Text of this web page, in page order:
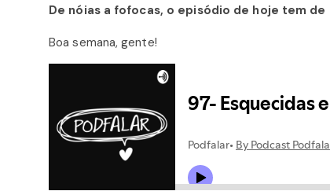
De nóias a fofocas, o episódio de hoje tem
Boa semana, gente!